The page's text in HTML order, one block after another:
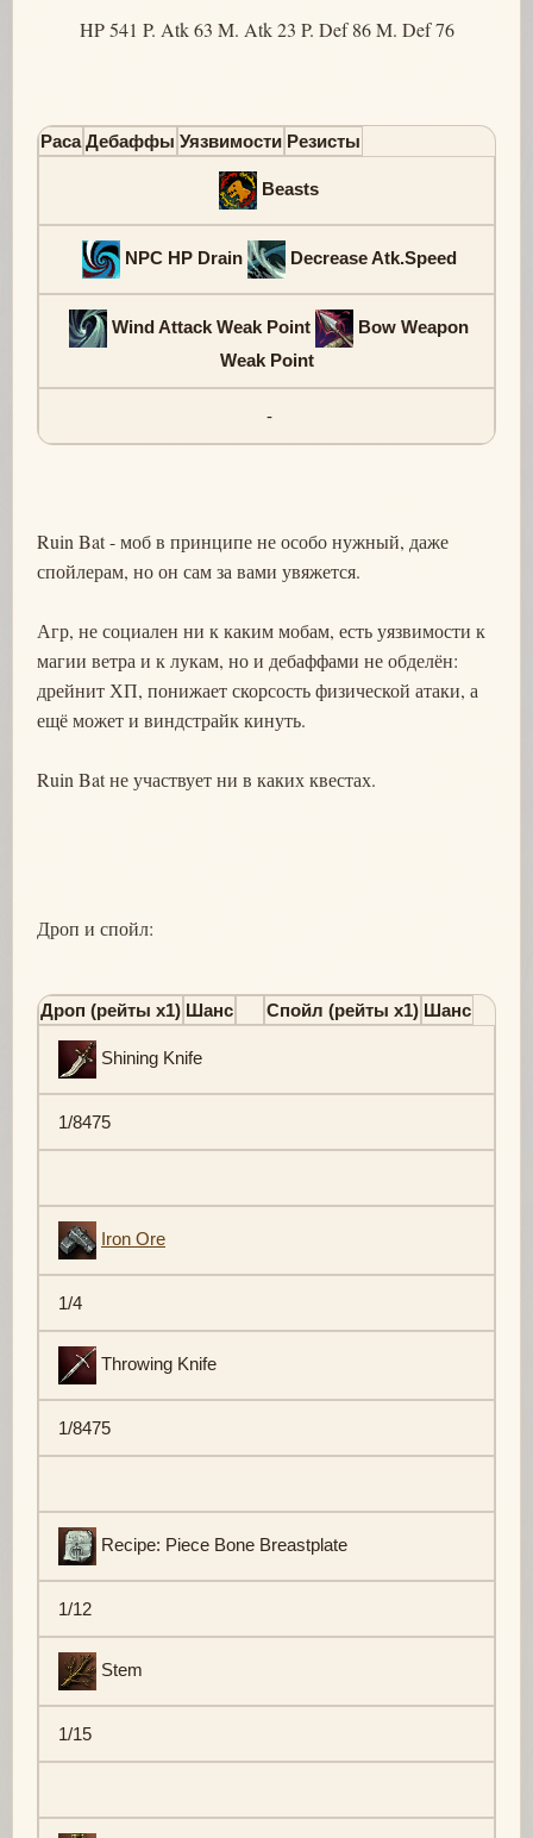
HP 541 P. Atk 63 M. Atk 23 P. Def 86 M. Def 76
Раса Дебаффы Уязвимости Резисты
Beasts
NPC HP Drain Decrease Atk.Speed
Wind Attack Weak Point
Bow Weapon
Weak Point
-
Ruin Bat - моб в принципе не особо нужный, даже
спойлерам, но он сам за вами увяжется.
Агр, не социален ни к каким мобам, есть уязвимости к
магии ветра и к лукам, но и дебаффами не обделён:
дрейнит ХП, понижает скорсость физической атаки, а
ещё может и виндстрайк кинуть.
Ruin Bat не участвует ни в каких квестах.
Дроп и спойл:
Дроп (рейты х1) Шанс Спойл (рейты х1) Шанс
Shining Knife
1/8475
Iron Ore
1/4
Throwing Knife
1/8475
Recipe: Piece Bone Breastplate
1/12
Stem
1/15